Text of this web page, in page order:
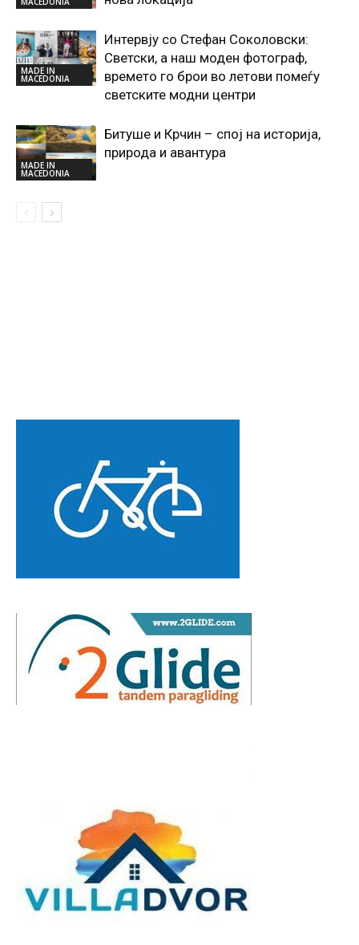
MADE IN
MACEDONIA
Интервју со Стефан Соколовски:
Светски, а наш моден фотограф,
времето го брои во летови помеѓу
светските модни центри
MADE IN
MACEDONIA
Битуше и Крчин – спој на историја,
природа и авантура